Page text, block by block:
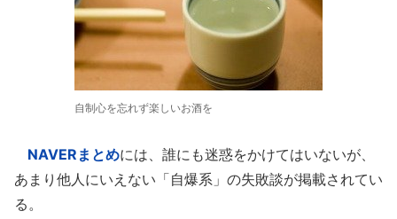
自制心を忘れず楽しいお酒を
NAVERまとめには、誰にも迷惑をかけてはいないが、
あまり他人にいえない「自爆系」の失敗談が掲載されてい
る。